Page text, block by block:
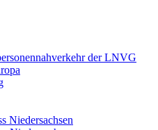
der LNVG
Niedersachsen